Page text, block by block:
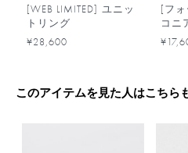
[WEB LIMITED] ユニッ
トリング
¥28,600
[フ
コニ
このアイテムを見た人はこちら